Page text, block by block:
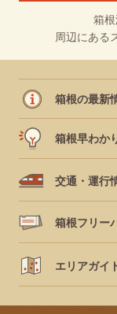
箱根
周辺にある
箱根の最新
箱根早わか
交通・運行
箱根フリー
エリアガイ